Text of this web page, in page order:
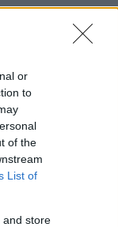
or
to
of the
List of
and store